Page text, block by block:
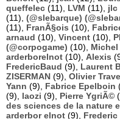
queffelec (11), LVM (11), jlc
(11), (@slebarque)
(11), FranÃ§ois (10),
arnaud (10), Vincent (10),
(@corpogame) (10), Michel
arderborelnot (10), Alexis
FredericBaud (9), Laurent
ZISERMAN (9), Olivier
Yann (9), Fabrice Epelboin
(9), laozi (9), Pierre YgriÃ©
des sciences de la nature
arderbor elnot (9), Frederic